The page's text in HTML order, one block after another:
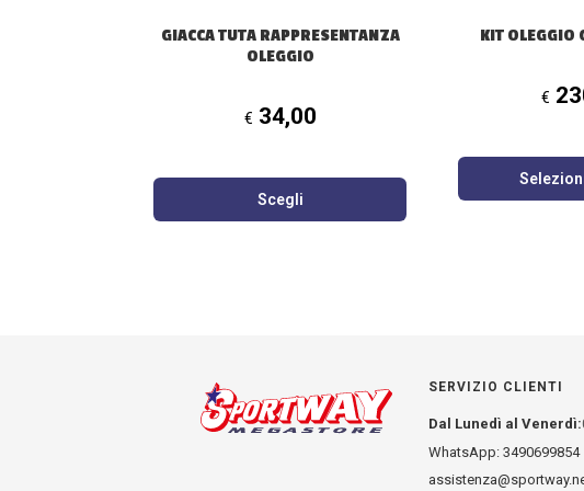
GIACCA TUTA RAPPRESENTANZA
OLEGGIO
€ 34,00
Scegli
KIT OLEGGIO
€
SERVIZIO CLIENTI
Dal Lunedì al Venerdì:
WhatsApp: 3490699854